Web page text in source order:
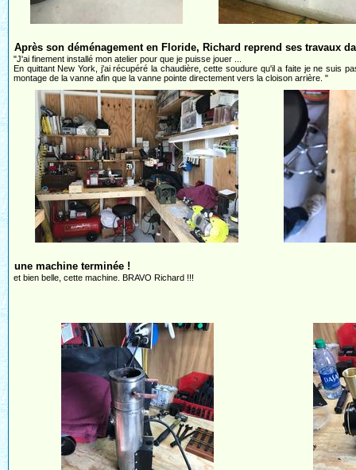
Après son déménagement en Floride, Richard reprend ses travaux
"J'ai finement installé mon atelier pour que je puisse jouer ...
En quittant New York, j'ai récupéré la chaudière, cette soudure qu'il a faite je ne suis
montage de la vanne afin que la vanne pointe directement vers la cloison arrière. "
une machine terminée !
et bien belle, cette machine. BRAVO Richard !!!